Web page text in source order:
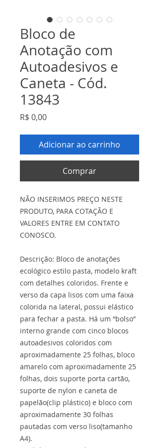
Bloco de
Anotação com
Autoadesivos e
Caneta - Cód.
13843
R$ 0,00Preço
Adicionar ao carrinho
Comprar
NÃO INSERIMOS PREÇO NESTE
PRODUTO, PARA COTAÇÃO E
VALORES ENTRE EM CONTATO
CONOSCO.
Descrição: Bloco de anotações
ecológico estilo pasta, modelo kraft
com detalhes coloridos. Frente e
verso da capa lisos com uma faixa
colorida na lateral, possui elástico
para fechar a pasta. Há um “bolso”
interno grande com cinco blocos
autoadesivos coloridos com
aproximadamente 25 folhas, bloco
amarelo com aproximadamente 25
folhas, dois suporte porta cartão,
suporte de nylon e caneta de
papelão(clip plástico) e bloco com
aproximadamente 30 folhas
pautadas com verso liso(tamanho
A4).